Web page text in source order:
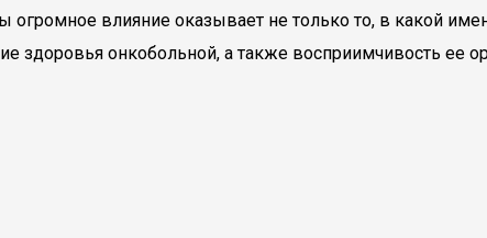
влияние оказывает не только то, в какой
здоровья онкобольной, а также восприимчивость